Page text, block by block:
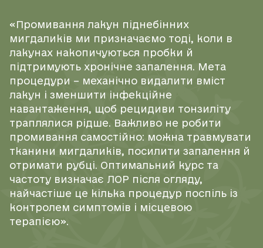
«Промивання лакун піднебінних
мигдаликів ми призначаємо тоді, коли в
лакунах накопичуються пробки й
підтримують хронічне запалення. Мета
процедури – механічно видалити вміст
лакун і зменшити інфекційне
навантаження, щоб рецидиви тонзиліту
траплялися рідше. Важливо не робити
промивання самостійно: можна травмувати
тканини мигдаликів, посилити запалення й
отримати рубці. Оптимальний курс та
частоту визначає ЛОР після огляду,
найчастіше це кілька процедур поспіль із
контролем симптомів і місцевою
терапією».